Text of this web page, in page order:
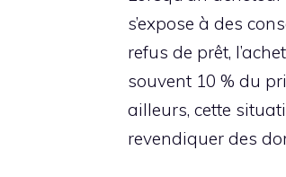
s’expose à des
refus de prêt,
souvent 10 % du
ailleurs, cette
revendiquer des